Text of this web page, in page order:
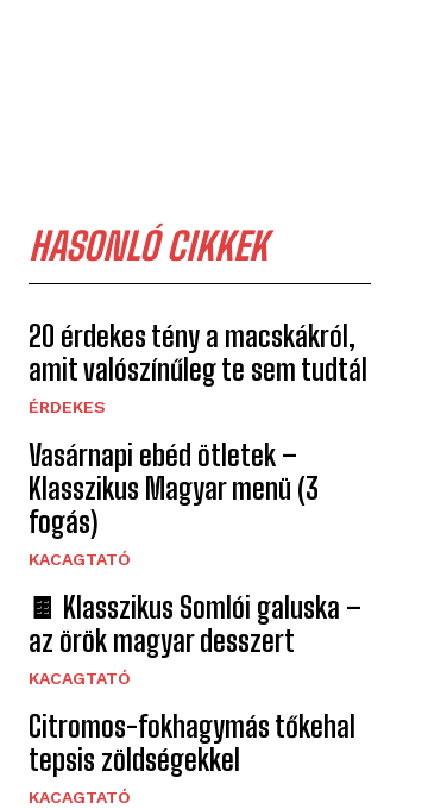
HASONLÓ CIKKEK
20 érdekes tény a macskákról,
amit valószínűleg te sem tudtál
ÉRDEKES
Vasárnapi ebéd ötletek –
Klasszikus Magyar menü (3
fogás)
KACAGTATÓ
🍫 Klasszikus Somlói galuska –
az örök magyar desszert
KACAGTATÓ
Citromos-fokhagymás tőkehal
tepsis zöldségekkel
KACAGTATÓ